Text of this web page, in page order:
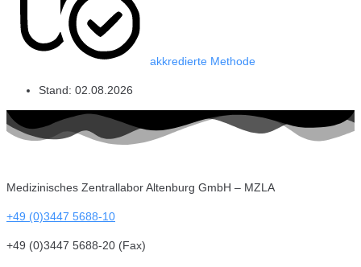
akkredierte Methode
Stand: 02.08.2026
Medizinisches Zentrallabor Altenburg GmbH – MZLA
+49 (0)3447 5688-10
+49 (0)3447 5688-20 (Fax)